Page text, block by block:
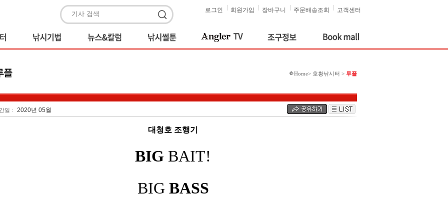
고객센터
주문배송조회
장바구니
회원가입
로그인
Home> 호황낚시터 > 루플
일 : 2020년 05월